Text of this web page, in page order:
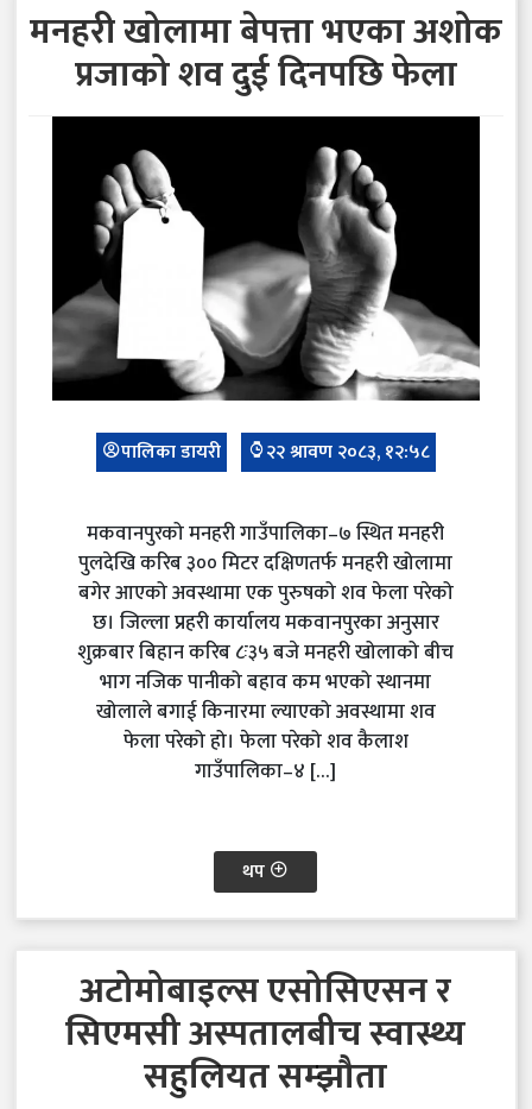
मनहरी खोलामा बेपत्ता भएका अशोक
प्रजाको शव दुई दिनपछि फेला
पालिका डायरी २२ श्रावण २०८३, १२:५८
मकवानपुरको मनहरी गाउँपालिका–७ स्थित मनहरी
पुलदेखि करिब ३०० मिटर दक्षिणतर्फ मनहरी खोलामा
बगेर आएको अवस्थामा एक पुरुषको शव फेला परेको
छ। जिल्ला प्रहरी कार्यालय मकवानपुरका अनुसार
शुक्रबार बिहान करिब ८ः३५ बजे मनहरी खोलाको बीच
भाग नजिक पानीको बहाव कम भएको स्थानमा
खोलाले बगाई किनारमा ल्याएको अवस्थामा शव
फेला परेको हो। फेला परेको शव कैलाश
गाउँपालिका–४ […]
थप
अटोमोबाइल्स एसोसिएसन र
सिएमसी अस्पतालबीच स्वास्थ्य
सहुलियत सम्झौता